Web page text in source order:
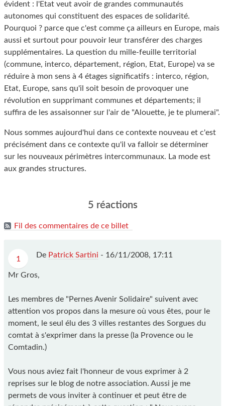
évident : l'Etat veut avoir de grandes communautés
autonomes qui constituent des espaces de solidarité.
Pourquoi ? parce que c'est comme ça ailleurs en Europe, mais
aussi et surtout pour pouvoir leur transférer des charges
supplémentaires. La question du mille-feuille territorial
(commune, interco, département, région, Etat, Europe) va se
réduire à mon sens à 4 étages significatifs : interco, région,
Etat, Europe, sans qu'il soit besoin de provoquer une
révolution en supprimant communes et départements; il
suffira de les assaisonner sur l'air de "Alouette, je te plumerai".
Nous sommes aujourd'hui dans ce contexte nouveau et c'est
précisément dans ce contexte qu'il va falloir se déterminer
sur les nouveaux périmètres intercommunaux. La mode est
aux grandes structures.
5 réactions
Fil des commentaires de ce billet
1 De Patrick Sartini - 16/11/2008, 17:11
Mr Gros,
Les membres de "Pernes Avenir Solidaire" suivent avec
attention vos propos dans la mesure où vous êtes, pour le
moment, le seul élu des 3 villes restantes des Sorgues du
comtat à s'exprimer dans la presse (la Provence ou le
Comtadin.)
Vous nous aviez fait l'honneur de vous exprimer à 2
reprises sur le blog de notre association. Aussi je me
permets de vous inviter à continuer et peut être de